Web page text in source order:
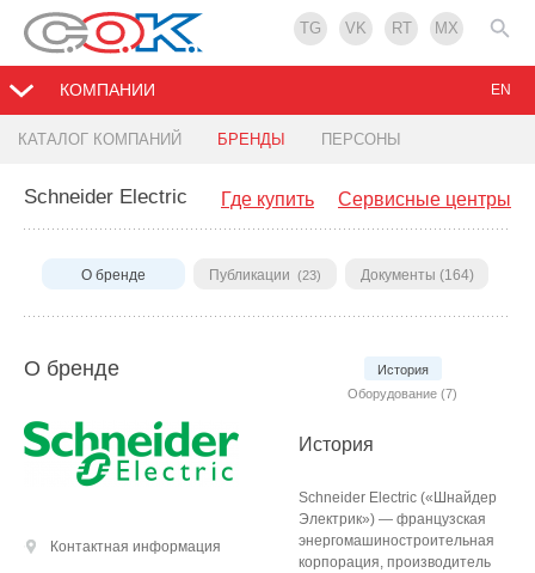
TG VK RT MX
КОМПАНИИ
КАТАЛОГ КОМПАНИЙ БРЕНДЫ ПЕРСОНЫ
EN
Сервисные центры
Где купить
Schneider Electric
О бренде Публикации (23) Документы (164)
О бренде
История
Оборудование (7)
Контактная информация
История
Schneider Electric («Шнайдер
Электрик») — французская
энергомашиностроительная
корпорация, производитель